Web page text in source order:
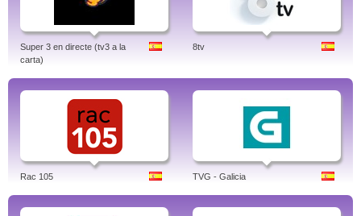
Super 3 en directe (tv3 a la
carta)
8tv
Rac 105 TVG - Galicia